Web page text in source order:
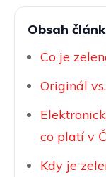
Obsah
Co je
Originál
co platí v
Kdy je